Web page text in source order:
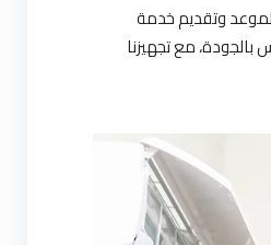
وتقديم خدمة
مع تجهيزنا